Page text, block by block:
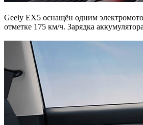
Geely EX5 оснащён одним
отметке 175 км/ч. Зарядка